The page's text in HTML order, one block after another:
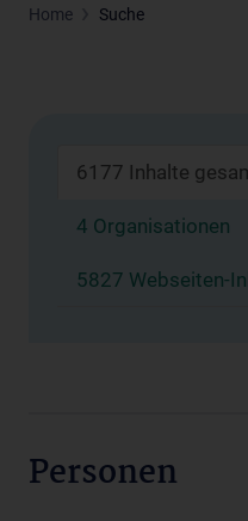
Home Suche
6177 Inhalte
4 Organisationen
5827 Webseiten-
Personen